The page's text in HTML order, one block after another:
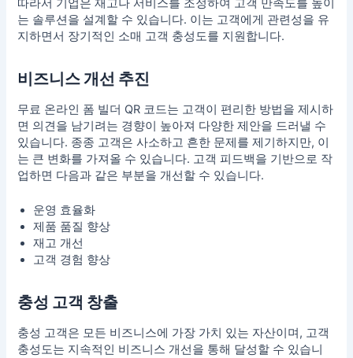
따라서 기업은 재고나 서비스를 조정하여 고객 만족도를 높이
는 솔루션을 설계할 수 있습니다. 이는 고객에게 관련성을 유
지하면서 장기적인 소매 고객 충성도를 지원합니다.
비즈니스 개선 추진
무료 온라인 폼 빌더 QR 코드는 고객이 편리한 방법을 제시하
면 의견을 남기려는 경향이 높아져 다양한 제안을 드러낼 수
있습니다. 종종 고객은 사소하고 흔한 문제를 제기하지만, 이
는 큰 변화를 가져올 수 있습니다. 고객 피드백을 기반으로 작
업하면 다음과 같은 부분을 개선할 수 있습니다.
운영 효율화
제품 품질 향상
재고 개선
고객 경험 향상
충성 고객 창출
충성 고객은 모든 비즈니스에 가장 가치 있는 자산이며, 고객
충성도는 지속적인 비즈니스 개선을 통해 달성할 수 있습니